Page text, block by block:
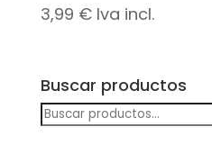
3,99 € Iva incl.
Buscar productos
Buscar
por: